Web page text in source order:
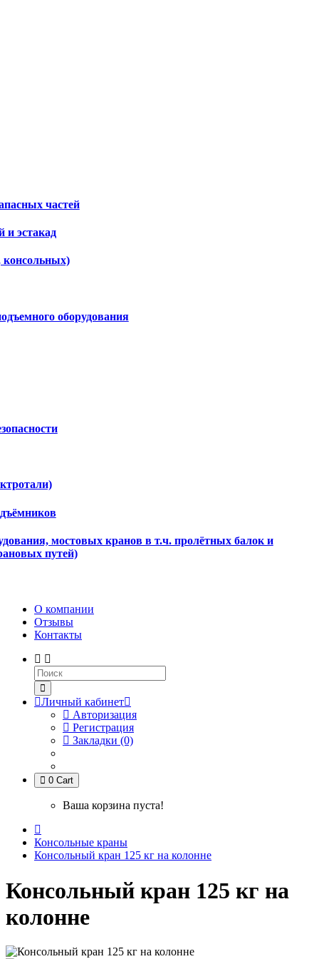
частей
и эстакад
консольных)
оборудования
мостовых кранов в т.ч. пролётных балок и
путей)
О компании
Отзывы
Контакты
Личный кабинет
Авторизация
Регистрация
Закладки (0)
0 Cart
Ваша корзина пуста!
Консольные краны
Консольный кран 125 кг на колонне
Консольный кран 125 кг на
колонне